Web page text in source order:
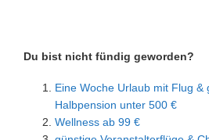
Du bist nicht fündig geworden?
Eine Woche Urlaub mit Flug &
Halbpension unter 500 €
Wellness ab 99 €